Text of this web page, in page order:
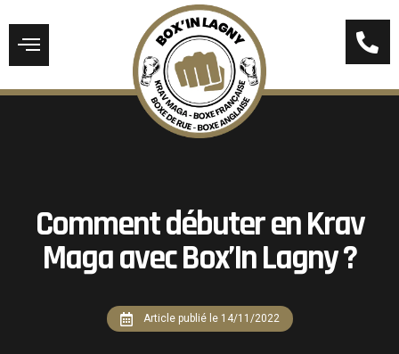
Comment débuter en Krav
Maga avec Box’In Lagny ?
Article publié le 14/11/2022